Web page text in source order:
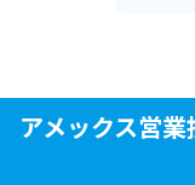
アメックス営